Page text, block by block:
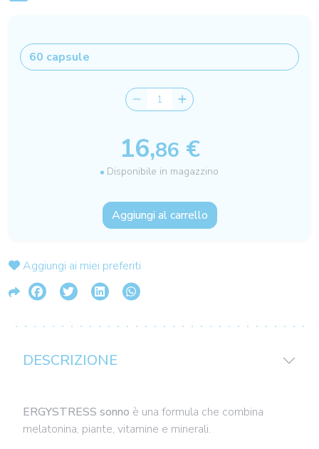
16,86 €
Disponibile in magazzino
Aggiungi al carrello
Aggiungi ai miei preferiti
DESCRIZIONE
ERGYSTRESS sonno è una formula che combina
melatonina, piante, vitamine e minerali.